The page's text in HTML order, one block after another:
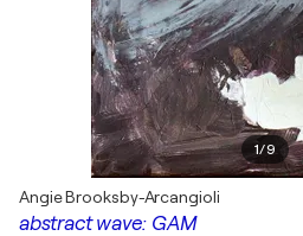
1/9
abstract wave: GAM
Angie Brooksby-Arcangioli